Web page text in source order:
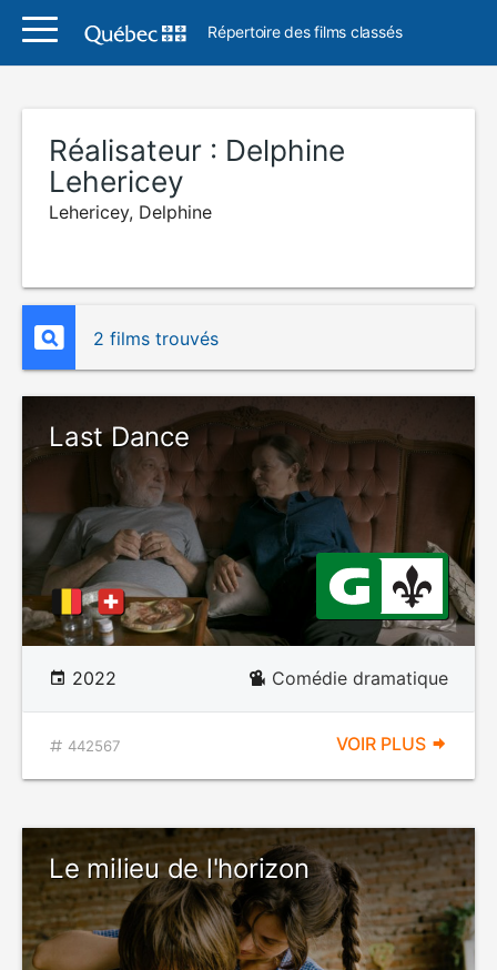
Répertoire des films classés
Réalisateur : Delphine
Lehericey
Lehericey, Delphine
2 films trouvés
Last Dance
2022 Comédie dramatique
442567 VOIR PLUS
Le milieu de l'horizon